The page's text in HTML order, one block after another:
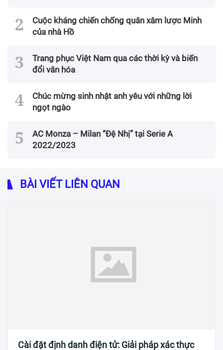
Cuộc kháng chiến chống quân xâm lược Minh
của nhà Hồ
Trang phục Việt Nam qua các thời kỳ và biến
đổi văn hóa
Chúc mừng sinh nhật anh yêu với những lời
ngọt ngào
AC Monza – Milan “Đệ Nhị” tại Serie A
2022/2023
BÀI VIẾT LIÊN QUAN
Cài đặt định danh điện tử: Giải pháp xác thực